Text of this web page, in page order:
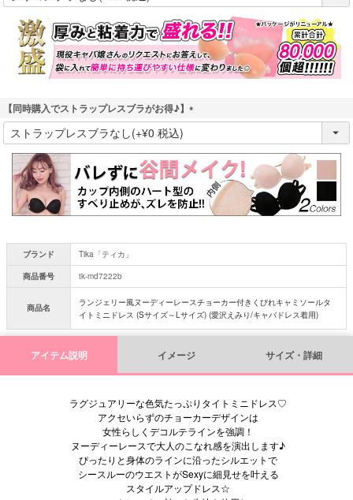
)
【同時購入でストラップレスブラがお得♪】
(
須
)
ブランド
Tika「ティカ」
商品番号
tk-md7222b
商品名
ランジェリー風ヌーディーレースチョーカー付きくびれキャミソールタ
イトミニドレス (Sサイズ～Lサイズ) (愛沢えみり/キャバドレス着用)
アイテム説明 イメージ サイズ・詳細
ラグジュアリーな色気たっぷりタイトミニドレス♡
アクセいらずのチョーカーデザインは
女性らしくデコルテラインを強調！
ヌーディーレースで大人のこなれ感を演出します♪
ぴったりと身体のラインに沿ったシルエットで
シースルーのウエストがSexyに細見せを叶える
スタイルアップドレス☆